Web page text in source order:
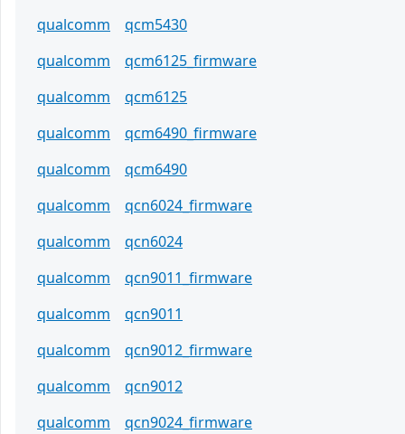
qualcomm
qcm5430
qualcomm
qcm6125_firmware
qualcomm
qcm6125
qualcomm
qcm6490_firmware
qualcomm
qcm6490
qualcomm
qcn6024_firmware
qualcomm
qcn6024
qualcomm
qcn9011_firmware
qualcomm
qcn9011
qualcomm
qcn9012_firmware
qualcomm
qcn9012
qualcomm
qcn9024_firmware